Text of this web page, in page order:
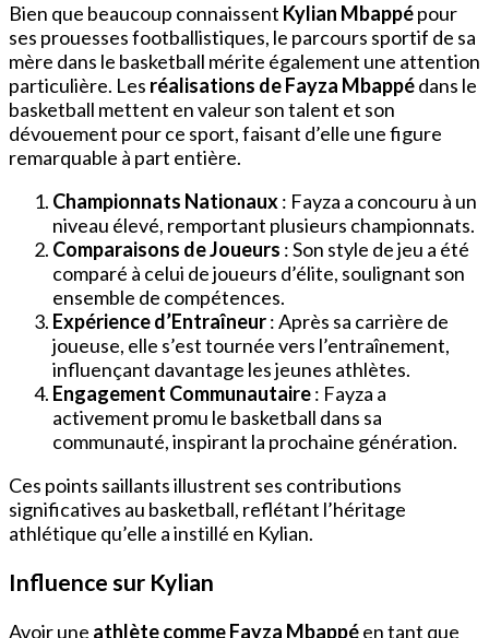
Bien que beaucoup connaissent Kylian Mbappépour
ses prouesses footballistiques, le parcours sportif de sa
mère dans le basketball mérite également une attention
particulière. Les réalisations de Fayza Mbappédans le
basketball mettent en valeur son talent et son
dévouement pour ce sport, faisant d’elle une figure
remarquable à part entière.
Championnats Nationaux: Fayza a concouru à un
niveau élevé, remportant plusieurs championnats.
Comparaisons de Joueurs : Son style de jeu a été
comparé à celui de joueurs d’élite, soulignant son
ensemble de compétences.
Expérience d’Entraîneur: Après sa carrière de
joueuse, elle s’est tournée vers l’entraînement,
influençant davantage les jeunes athlètes.
Engagement Communautaire: Fayza a
activement promu le basketball dans sa
communauté, inspirant la prochaine génération.
Ces points saillants illustrent ses contributions
significatives au basketball, reflétant l’héritage
athlétique qu’elle a instillé en Kylian.
Influence sur Kylian
Avoir une athlète comme Fayza Mbappéen tant que